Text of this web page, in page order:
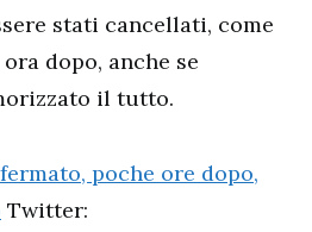
stati cancellati, come
dopo, anche se
il tutto.
poche ore dopo,
Twitter: